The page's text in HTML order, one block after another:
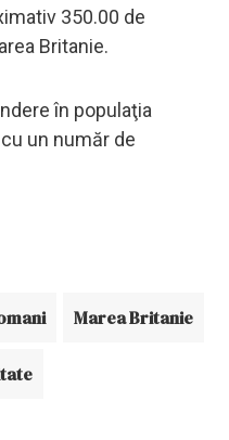
350.00 de
Britanie.
în populaţia
un număr de
Marea Britanie